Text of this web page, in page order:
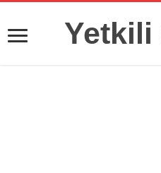
Yetkili